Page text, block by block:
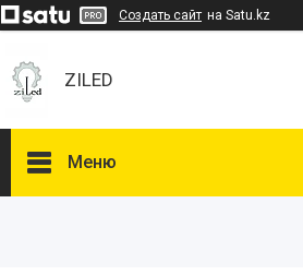
Создать сайт на Satu.kz
ZILED
Меню